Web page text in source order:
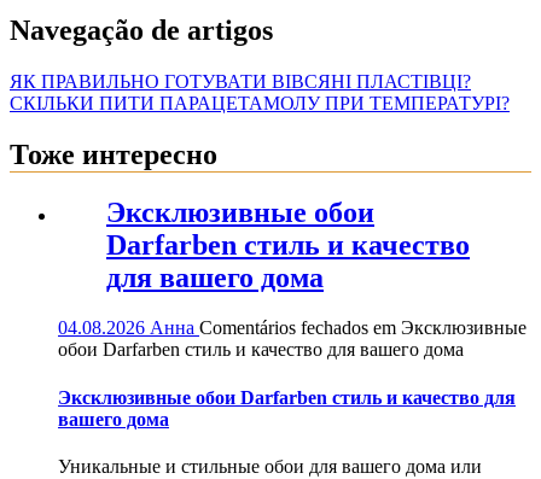
Navegação de artigos
ЯК ПРАВИЛЬНО ГОТУВАТИ ВІВСЯНІ ПЛАСТІВЦІ?
СКІЛЬКИ ПИТИ ПАРАЦЕТАМОЛУ ПРИ ТЕМПЕРАТУРІ?
Тоже интересно
Эксклюзивные обои
Darfarben стиль и качество
для вашего дома
04.08.2026 Анна Comentários fechados em Эксклюзивные
обои Darfarben стиль и качество для вашего дома
Эксклюзивные обои Darfarben стиль и качество для
вашего дома
Уникальные и стильные обои для вашего дома или